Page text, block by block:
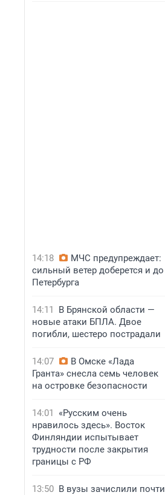
14:18
МЧС предупреждает:
сильный ветер доберется и до
Петербурга
14:11
В Брянской области —
новые атаки БПЛА. Двое
погибли, шестеро пострадали
14:07
В Омске «Лада
Гранта» снесла семь человек
на островке безопасности
14:01
«Русским очень
нравилось здесь». Восток
Финляндии испытывает
трудности после закрытия
границы с РФ
13:50 В вузы зачислили почти